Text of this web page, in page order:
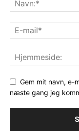
Gem mit navn, e-
næste gang jeg